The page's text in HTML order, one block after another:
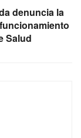
denuncia la
Salud